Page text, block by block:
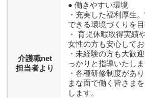
介護職net
担当者より
● 働きやすい環境
・充実した福利厚生
できる環境づくりを目
・ 育児休暇取得実績
女性の方も安心してお
・未経験の方も大歓
っかりと指導いたしま
・各種研修制度があ
まな面で働く皆さま
します。